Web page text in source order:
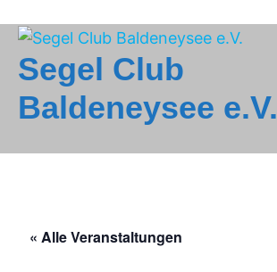
Inhalt
springen
Segel Club
Baldeneysee e.V.
« Alle Veranstaltungen